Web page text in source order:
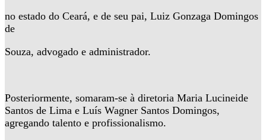
no estado do Ceará, e de seu pai, Luiz Gonzaga Domingos
de
Souza, advogado e administrador.
Posteriormente, somaram-se à diretoria Maria Lucineide
Santos de Lima e Luís Wagner Santos Domingos,
agregando talento e profissionalismo.